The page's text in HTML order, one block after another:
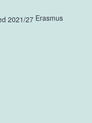
Erasmus